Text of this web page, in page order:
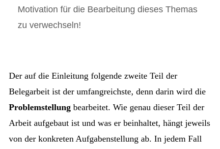
Motivation für die Bearbeitung dieses Themas
zu verwechseln!
Der auf die Einleitung folgende zweite Teil der
Belegarbeit ist der umfangreichste, denn darin wird die
Problemstellung bearbeitet. Wie genau dieser Teil der
Arbeit aufgebaut ist und was er beinhaltet, hängt jeweils
von der konkreten Aufgabenstellung ab. In jedem Fall